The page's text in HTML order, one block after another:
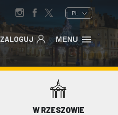
PL
ZALOGUJ MENU
W RZESZOWIE